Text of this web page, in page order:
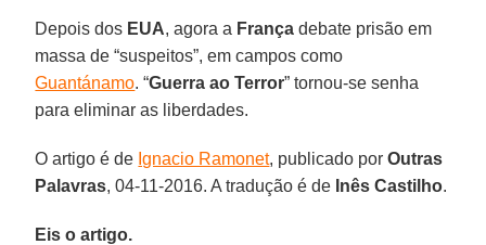
Depois dos EUA, agora a França debate prisão em
massa de “suspeitos”, em campos como
Guantánamo. “Guerra ao Terror” tornou-se senha
para eliminar as liberdades.
O artigo é de Ignacio Ramonet, publicado porOutras
Palavras, 04-11-2016. A tradução é de Inês Castilho.
Eis o artigo.